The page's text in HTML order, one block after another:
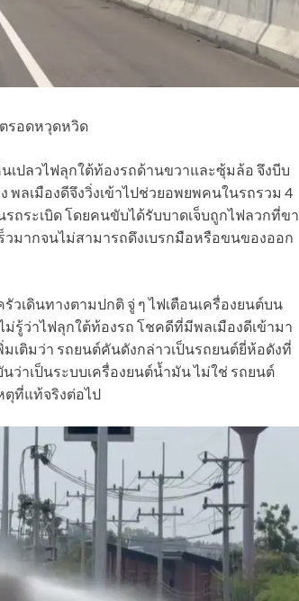
รอดหวุดหวิด
เปลวไฟลุกใต้ท้องรถด้านขวาและซุ้มล้อ จึงบีบ
พลเมืองดีจึงวิ่งเข้าไปช่วยอพยพคนในรถรวม 4
ถระเบิด โดยคนขับได้รับบาดเจ็บถูกไฟลวกที่ขา
วมากจนไม่สามารถดึงเบรกมือหรือขนของออก
วเดินทางตามปกติ จู่ ๆ ไฟเตือนเครื่องยนต์บน
รู้ว่าไฟลุกใต้ท้องรถ โชคดีที่มีพลเมืองดีเข้ามา
เติมว่า รถยนต์คันดังกล่าวเป็นรถยนต์ยี่ห้อดังที่
าเป็นระบบเครื่องยนต์น้ำมัน ไม่ใช่ รถยนต์
ตุที่แท้จริงต่อไป